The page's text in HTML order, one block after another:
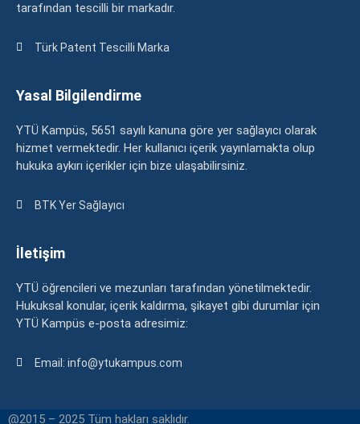
tarafından tescilli bir markadır.
Türk Patent Tescilli Marka
Yasal Bilgilendirme
YTÜ Kampüs, 5651 sayılı kanuna göre yer sağlayıcı olarak
hizmet vermektedir. Her kullanıcı içerik yayınlamakta olup
hukuka aykırı içerikler için bize ulaşabilirsiniz.
BTK Yer Sağlayıcı
İletişim
YTÜ öğrencileri ve mezunları tarafından yönetilmektedir.
Hukuksal konular, içerik kaldırma, şikayet gibi durumlar için
YTÜ Kampüs e-posta adresimiz:
Email: info@ytukampus.com
@2015 – 2025 Tüm hakları saklıdır.